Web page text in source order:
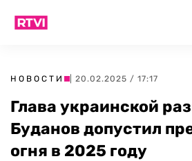
НОВОСТИ | 20.02.2025 / 17:17
Глава украинской
Буданов допустил
огня в 2025 году